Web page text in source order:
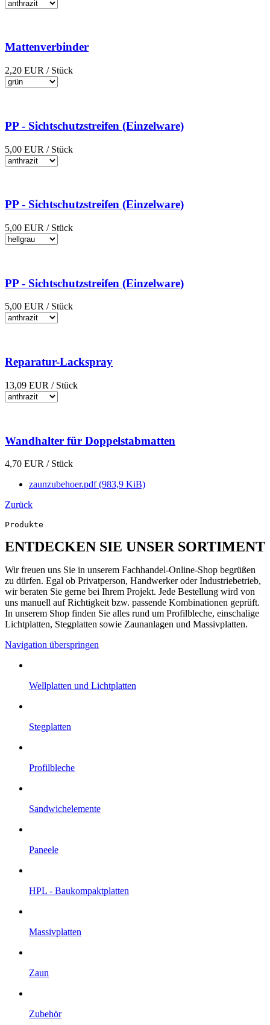
Mattenverbinder
2,20 EUR / Stück
PP - Sichtschutzstreifen (Einzelware)
5,00 EUR / Stück
PP - Sichtschutzstreifen (Einzelware)
5,00 EUR / Stück
PP - Sichtschutzstreifen (Einzelware)
5,00 EUR / Stück
Reparatur-Lackspray
13,09 EUR / Stück
Wandhalter für Doppelstabmatten
4,70 EUR / Stück
zaunzubehoer.pdf(983,9 KiB)
Zurück
Produkte
ENTDECKEN SIE UNSER SORTIMENT
Wir freuen uns Sie in unserem Fachhandel-Online-Shop begrüßen
zu dürfen. Egal ob Privatperson, Handwerker oder Industriebetrieb,
wir beraten Sie gerne bei Ihrem Projekt. Jede Bestellung wird von
uns manuell auf Richtigkeit bzw. passende Kombinationen geprüft.
In unserem Shop finden Sie alles rund um Profilbleche, einschalige
Lichtplatten, Stegplatten sowie Zaunanlagen und Massivplatten.
Navigation überspringen
Well­platten und Licht­platten
Steg­platten
Profil­bleche
Sandwich­elemente
Paneele
HPL - Bau­kompakt­platten
Massiv­platten
Zaun
Zubehör